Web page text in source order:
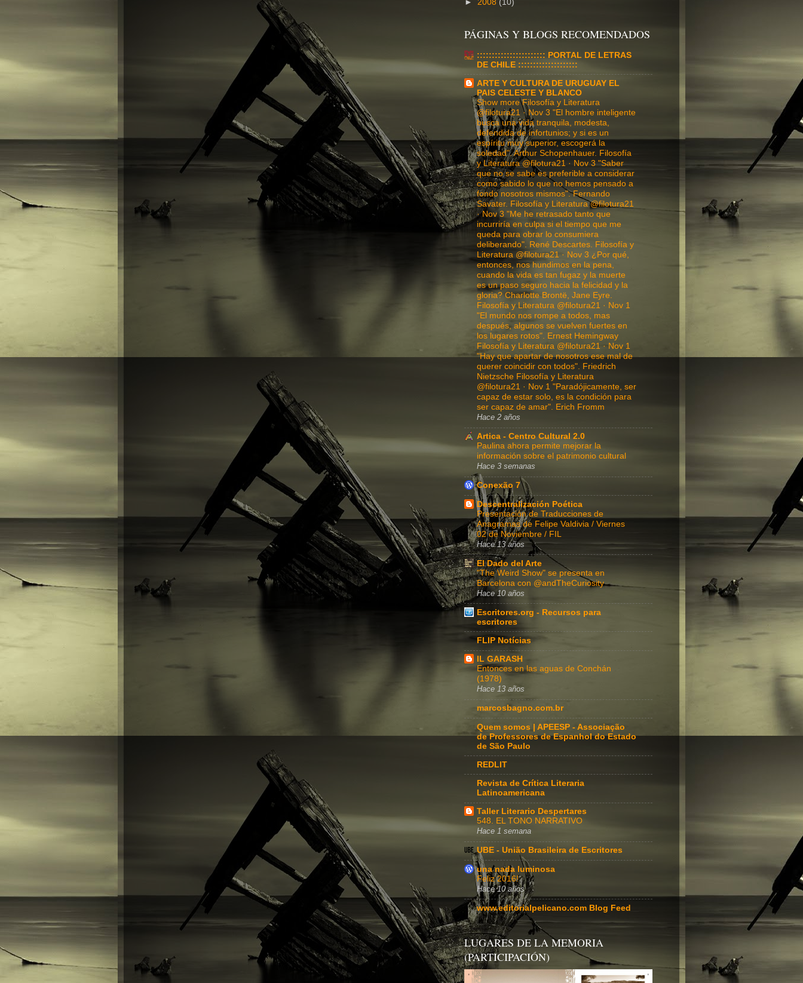
PÁGINAS Y BLOGS RECOMENDADOS
::::::::::::::::::::::: PORTAL DE LETRAS
DE CHILE ::::::::::::::::::::
ARTE Y CULTURA DE URUGUAY EL
PAIS CELESTE Y BLANCO
Show more Filosofía y Literatura
@filotura21 · Nov 3 "El hombre inteligente
busca una vida tranquila, modesta,
defendida de infortunios; y si es un
espíritu muy superior, escogerá la
soledad". Arthur Schopenhauer. Filosofía
y Literatura @filotura21 · Nov 3 "Saber
que no se sabe es preferible a considerar
como sabido lo que no hemos pensado a
fondo nosotros mismos". Fernando
Savater. Filosofía y Literatura @filotura21
· Nov 3 "Me he retrasado tanto que
incurriría en culpa si el tiempo que me
queda para obrar lo consumiera
deliberando". René Descartes. Filosofía y
Literatura @filotura21 · Nov 3 ¿Por qué,
entonces, nos hundimos en la pena,
cuando la vida es tan fugaz y la muerte
es un paso seguro hacia la felicidad y la
gloria? Charlotte Brontë, Jane Eyre.
Filosofía y Literatura @filotura21 · Nov 1
"El mundo nos rompe a todos, mas
después, algunos se vuelven fuertes en
los lugares rotos". Ernest Hemingway
Filosofía y Literatura @filotura21 · Nov 1
"Hay que apartar de nosotros ese mal de
querer coincidir con todos". Friedrich
Nietzsche Filosofía y Literatura
@filotura21 · Nov 1 "Paradójicamente, ser
capaz de estar solo, es la condición para
ser capaz de amar". Erich Fromm
Hace 2 años
Artica - Centro Cultural 2.0
Paulina ahora permite mejorar la
información sobre el patrimonio cultural
Hace 3 semanas
Conexão 7
Descentralización Poética
Presentación de Traducciones de
Anagramas de Felipe Valdivia / Viernes
02 de Noviembre / FIL
Hace 13 años
El Dado del Arte
"The Weird Show" se presenta en
Barcelona con @andTheCuriosity
Hace 10 años
Escritores.org - Recursos para
escritores
FLIP Notícias
IL GARASH
Entonces en las aguas de Conchán
(1978)
Hace 13 años
marcosbagno.com.br
Quem somos | APEESP - Associação
de Professores de Espanhol do Estado
de São Paulo
REDLIT
Revista de Crítica Literaria
Latinoamericana
Taller Literario Despertares
548. EL TONO NARRATIVO
Hace 1 semana
UBE - União Brasileira de Escritores
una nada luminosa
Feliz 2016!
Hace 10 años
www.editorialpelicano.com Blog Feed
LUGARES DE LA MEMORIA
(PARTICIPACIÓN)